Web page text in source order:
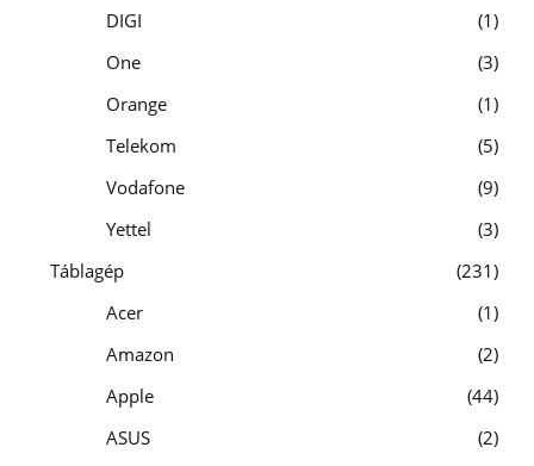
DIGI
1
One
3
Orange
1
Telekom
5
Vodafone
9
Yettel
3
Táblagép
231
Acer
1
Amazon
2
Apple
44
ASUS
2